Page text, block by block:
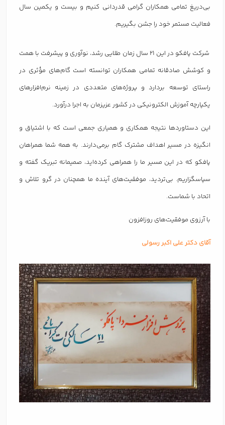
بی‌دریغ تمامی همکاران گرامی قدردانی کنیم و بیست و یکمین سال
فعالیت مستمر خود را جشن بگیریم.
شرکت پافکو در این 21 سال زمان طلایی رشد، نوآوری و پیشرفت با همت
و کوشش صادقانه تمامی همکاران توانسته است گام‌های مؤثری در
راستای توسعه بردارد و پروژه‌های متعددی در زمینه نرم‌افزارهای
یکپارچه آموزش الکترونیکی در کشور عزیزمان به اجرا درآورد.
این دستاوردها نتیجه همکاری و همیاری جمعی است که با اشتیاق و
انگیزه در مسیر اهداف مشترک گام برمی‌دارند. به همه شما همراهان
پافکو که در این مسیر ما را همراهی کرده‌اید، صمیمانه تبریک گفته و
سپاسگزاریم. بی‌تردید، موفقیت‌های آینده ما همچنان در گرو تلاش و
اتحاد با شماست.
با آرزوی موفقیت‌های روزافزون
آقای دکتر علی اکبر رسولی